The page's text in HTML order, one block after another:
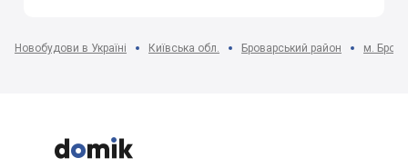
Новобудови в Україні Київська обл. Броварський район м.


